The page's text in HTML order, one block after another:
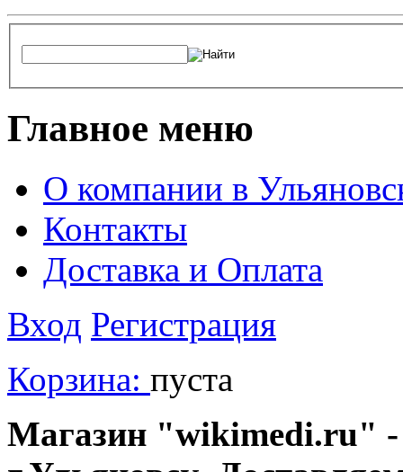
Главное меню
О компании в
Контакты
Доставка и Оплата
Вход Регистрация
Корзина: пуста
Магазин "wikimedi.ru" -